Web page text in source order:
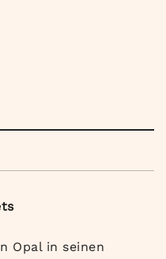
Opal in seinen